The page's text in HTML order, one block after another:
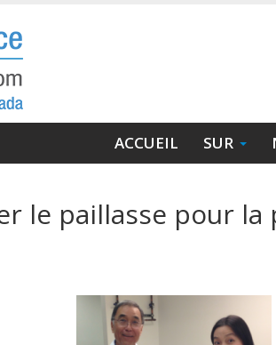
Navigation
ACCUEIL SUR
le paillasse pour